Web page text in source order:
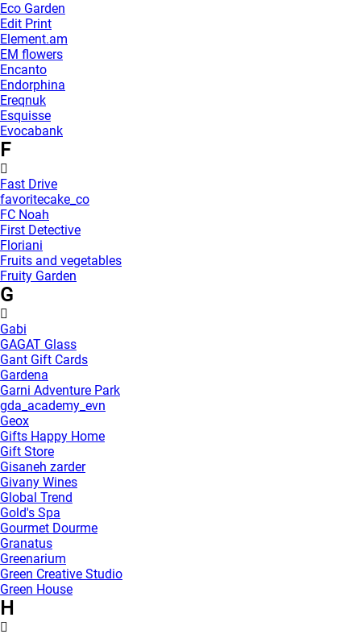
Eco Garden
Edit Print
Element.am
EM flowers
Encanto
Endorphina
Ereqnuk
Esquisse
Evocabank
F
Fast Drive
favoritecake_co
FC Noah
First Detective
Floriani
Fruits and vegetables
Fruity Garden
G
Gabi
GAGAT Glass
Gant Gift Cards
Gardena
Garni Adventure Park
gda_academy_evn
Geox
Gifts Happy Home
Gift Store
Gisaneh zarder
Givany Wines
Global Trend
Gold's Spa
Gourmet Dourme
Granatus
Greenarium
Green Creative Studio
Green House
H